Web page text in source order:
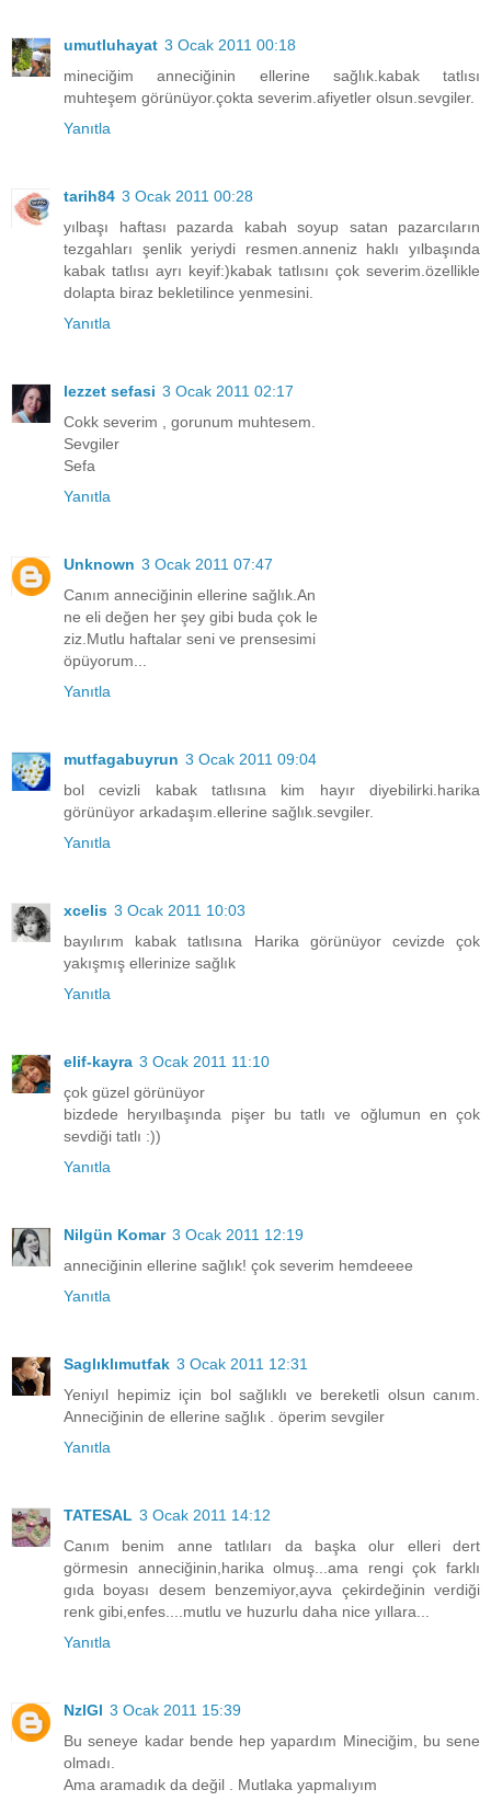
umutluhayat 3 Ocak 2011 00:18
mineciğim anneciğinin ellerine sağlık.kabak tatlısı
muhteşem görünüyor.çokta severim.afiyetler olsun.sevgiler.
Yanıtla
tarih84 3 Ocak 2011 00:28
yılbaşı haftası pazarda kabah soyup satan pazarcıların
tezgahları şenlik yeriydi resmen.anneniz haklı yılbaşında
kabak tatlısı ayrı keyif:)kabak tatlısını çok severim.özellikle
dolapta biraz bekletilince yenmesini.
Yanıtla
lezzet sefasi 3 Ocak 2011 02:17
Cokk severim , gorunum muhtesem.
Sevgiler
Sefa
Yanıtla
Unknown 3 Ocak 2011 07:47
Canım anneciğinin ellerine sağlık.An
ne eli değen her şey gibi buda çok le
ziz.Mutlu haftalar seni ve prensesimi
öpüyorum...
Yanıtla
mutfagabuyrun 3 Ocak 2011 09:04
bol cevizli kabak tatlısına kim hayır diyebilirki.harika
görünüyor arkadaşım.ellerine sağlık.sevgiler.
Yanıtla
xcelis 3 Ocak 2011 10:03
bayılırım kabak tatlısına Harika görünüyor cevizde çok
yakışmış ellerinize sağlık
Yanıtla
elif-kayra 3 Ocak 2011 11:10
çok güzel görünüyor
bizdede heryılbaşında pişer bu tatlı ve oğlumun en çok
sevdiği tatlı :))
Yanıtla
Nilgün Komar 3 Ocak 2011 12:19
anneciğinin ellerine sağlık! çok severim hemdeeee
Yanıtla
Saglıklımutfak 3 Ocak 2011 12:31
Yeniyıl hepimiz için bol sağlıklı ve bereketli olsun canım.
Anneciğinin de ellerine sağlık . öperim sevgiler
Yanıtla
TATESAL 3 Ocak 2011 14:12
Canım benim anne tatlıları da başka olur elleri dert
görmesin anneciğinin,harika olmuş...ama rengi çok farklı
gıda boyası desem benzemiyor,ayva çekirdeğinin verdiği
renk gibi,enfes....mutlu ve huzurlu daha nice yıllara...
Yanıtla
NzlGl 3 Ocak 2011 15:39
Bu seneye kadar bende hep yapardım Mineciğim, bu sene
olmadı.
Ama aramadık da değil . Mutlaka yapmalıyım